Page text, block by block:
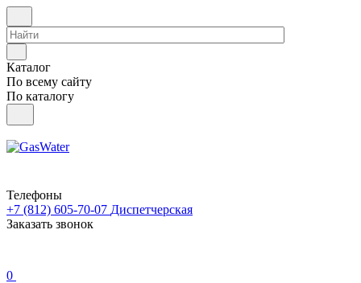
Каталог
По всему сайту
По каталогу
Телефоны
+7 (812) 605-70-07 Диспетчерская
Заказать звонок
0